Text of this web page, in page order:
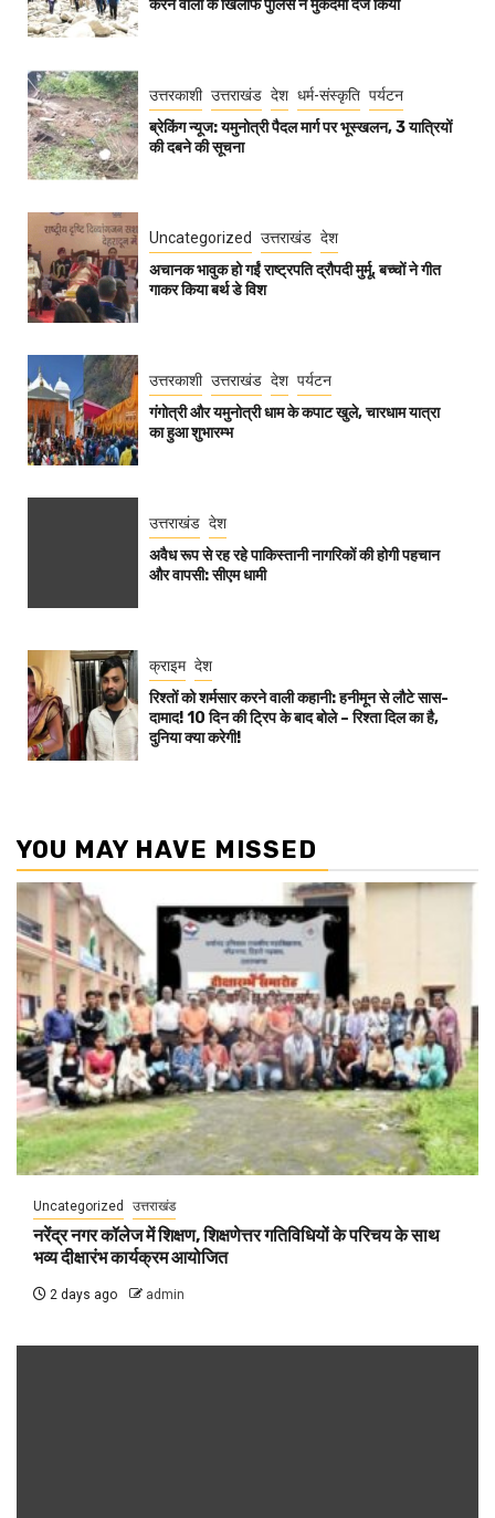
करने वालों के खिलाफ पुलिस ने मुकदमा दर्ज किया
उत्तरकाशी उत्तराखंड देश धर्म-संस्कृति पर्यटन
ब्रेकिंग न्यूज: यमुनोत्री पैदल मार्ग पर भूस्खलन, 3 यात्रियों
की दबने की सूचना
Uncategorized उत्तराखंड देश
अचानक भावुक हो गईं राष्ट्रपति द्रौपदी मुर्मू, बच्चों ने गीत
गाकर किया बर्थ डे विश
उत्तरकाशी उत्तराखंड देश पर्यटन
गंगोत्री और यमुनोत्री धाम के कपाट खुले, चारधाम यात्रा
का हुआ शुभारम्भ
उत्तराखंड देश
अवैध रूप से रह रहे पाकिस्तानी नागरिकों की होगी पहचान
और वापसी: सीएम धामी
क्राइम देश
रिश्तों को शर्मसार करने वाली कहानी: हनीमून से लौटे सास-
दामाद! 10 दिन की ट्रिप के बाद बोले – रिश्ता दिल का है,
दुनिया क्या करेगी!
YOU MAY HAVE MISSED
Uncategorized उत्तराखंड
नरेंद्र नगर कॉलेज में शिक्षण, शिक्षणेत्तर गतिविधियों के परिचय के साथ
भव्य दीक्षारंभ कार्यक्रम आयोजित
2 days ago admin